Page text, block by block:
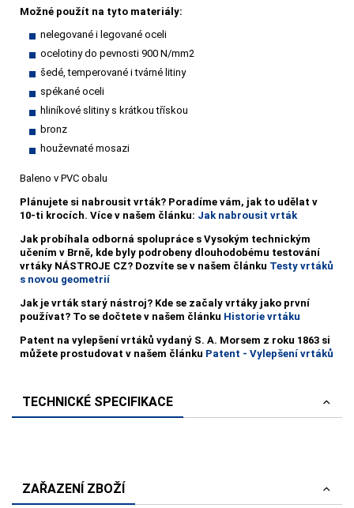
Možné použít na tyto materiály:
nelegované i legované oceli
ocelotiny do pevnosti 900 N/mm2
šedé, temperované i tvárné litiny
spékané oceli
hliníkové slitiny s krátkou třískou
bronz
houževnaté mosazi
Baleno v PVC obalu
Plánujete si nabrousit vrták? Poradíme vám, jak to udělat v
10-ti krocích. Více v našem článku: Jak nabrousit vrták
Jak probíhala odborná spolupráce s Vysokým technickým
učením v Brně, kde byly podrobeny dlouhodobému testování
vrtáky NÁSTROJE CZ? Dozvíte se v našem článku Testy vrtáků
s novou geometrií
Jak je vrták starý nástroj? Kde se začaly vrtáky jako první
používat? To se dočtete v našem článku Historie vrtáku
Patent na vylepšení vrtáků vydaný S. A. Morsem z roku 1863 si
můžete prostudovat v našem článku Patent - Vylepšení vrtáků
TECHNICKÉ SPECIFIKACE
ZAŘAZENÍ ZBOŽÍ